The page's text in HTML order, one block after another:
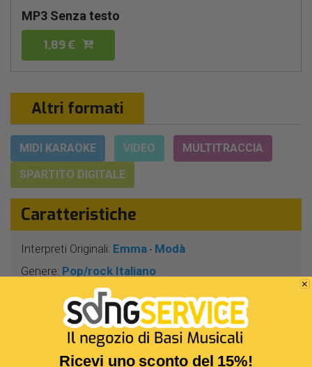
MP3 Senza testo
1,89 €
Altri formati
MIDI KARAOKE VIDEO
MULTITRACCIA
SPARTITO DIGITALE
Caratteristiche
Interpreti Originali: Emma - Modà
Genere: Pop/rock Italiano
F.Silvestre - E.Zapparoli - E.Palmosi
3 Min 39 Sec
Segnatura: 4/4
65
Ricevi uno sconto del 15%!